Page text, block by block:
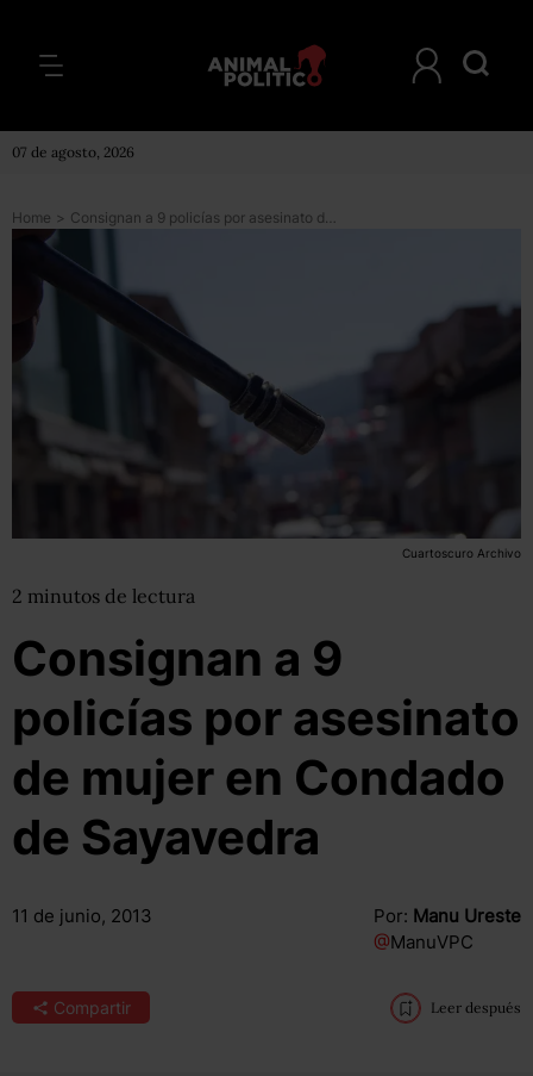
07 de agosto, 2026
Home > Consignan a 9 policías por asesinato de mujer en Condado de Sayavedra
Cuartoscuro Archivo
2 minutos de lectura
Consignan a 9
policías por asesinato
de mujer en Condado
de Sayavedra
11 de junio, 2013 Por: Manu Ureste
@ManuVPC
Compartir Leer después